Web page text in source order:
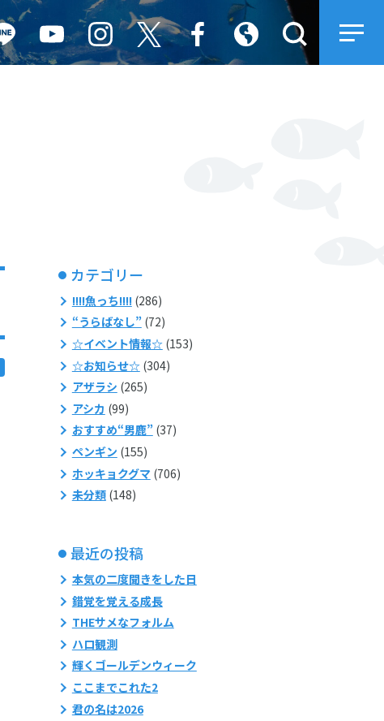
カテゴリー
!!!!魚っち!!!!(286)
“うらばなし”(72)
☆イベント情報☆(153)
☆お知らせ☆(304)
アザラシ (265)
アシカ (99)
おすすめ“男鹿”(37)
ペンギン (155)
ホッキョクグマ (706)
未分類(148)
最近の投稿
本気の二度聞きをした日
錯覚を覚える成長
THEサメなフォルム
ハロ観測
輝くゴールデンウィーク
ここまでこれた2
君の名は2026